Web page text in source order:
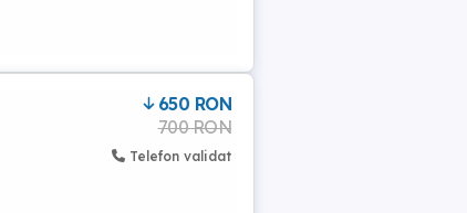
650 RON
700 RON
Telefon validat